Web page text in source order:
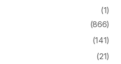
(1)
(866)
(141)
(21)